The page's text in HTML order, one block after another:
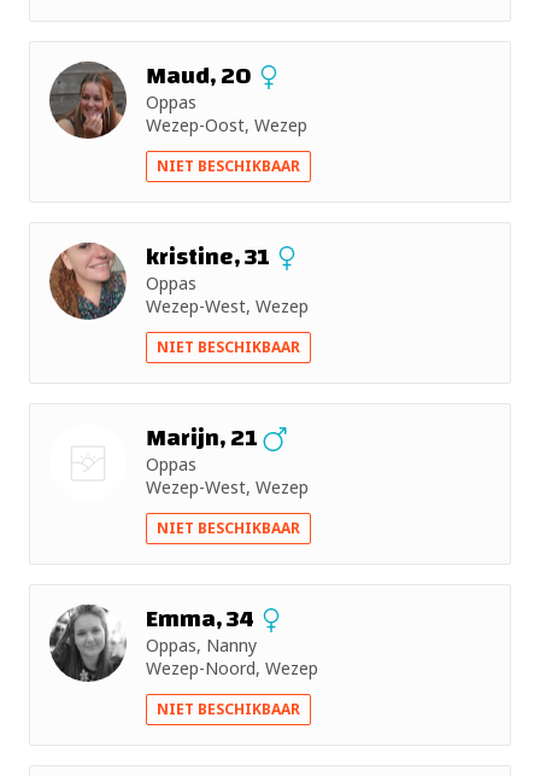
Maud, 20
Oppas
Wezep-Oost, Wezep
NIET BESCHIKBAAR
kristine, 31
Oppas
Wezep-West, Wezep
NIET BESCHIKBAAR
Marijn, 21
Oppas
Wezep-West, Wezep
NIET BESCHIKBAAR
Emma, 34
Oppas, Nanny
Wezep-Noord, Wezep
NIET BESCHIKBAAR